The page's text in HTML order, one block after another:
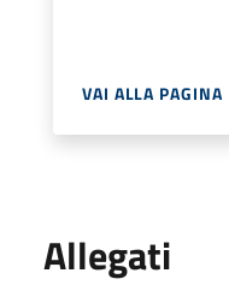
VAI ALLA PAGINA
Allegati